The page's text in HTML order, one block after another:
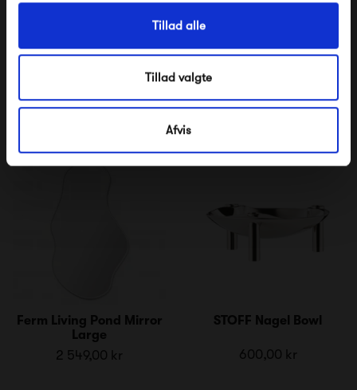
Tillad alle
Tillad valgte
Afvis
Ferm Living Pond Mirror
Large
2 549,00 kr
STOFF Nagel Bowl
600,00 kr